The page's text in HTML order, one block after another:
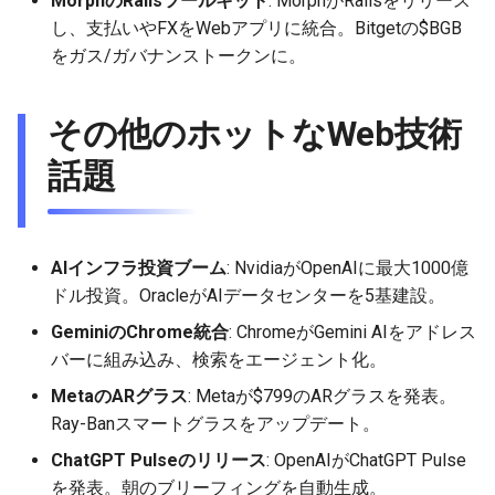
し、支払いやFXをWebアプリに統合。Bitgetの$BGB
をガス/ガバナンストークンに。
その他のホットなWeb技術
話題
AIインフラ投資ブーム: NvidiaがOpenAIに最大1000億
ドル投資。OracleがAIデータセンターを5基建設。
GeminiのChrome統合: ChromeがGemini AIをアドレス
バーに組み込み、検索をエージェント化。
MetaのARグラス: Metaが$799のARグラスを発表。
Ray-Banスマートグラスをアップデート。
ChatGPT Pulseのリリース: OpenAIがChatGPT Pulse
を発表。朝のブリーフィングを自動生成。